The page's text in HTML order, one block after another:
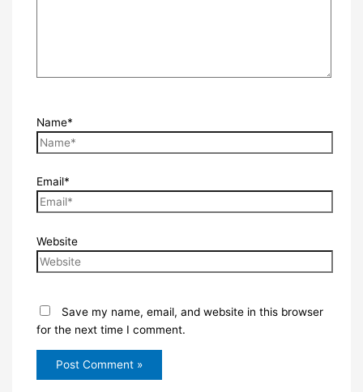
Name*
Email*
Website
Save my name, email, and website in this browser
for the next time I comment.